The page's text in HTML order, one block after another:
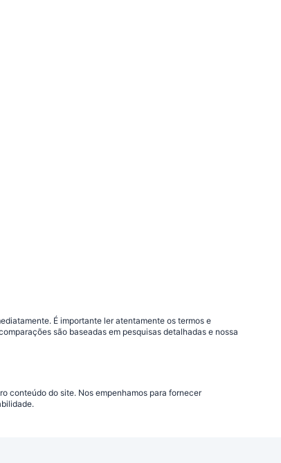
É importante ler atentamente os termos e
são baseadas em pesquisas detalhadas e nossa
conteúdo do site. Nos empenhamos para fornecer